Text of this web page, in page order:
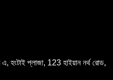
প্লাজা, 123 হাইয়ান নর্থ রোড,